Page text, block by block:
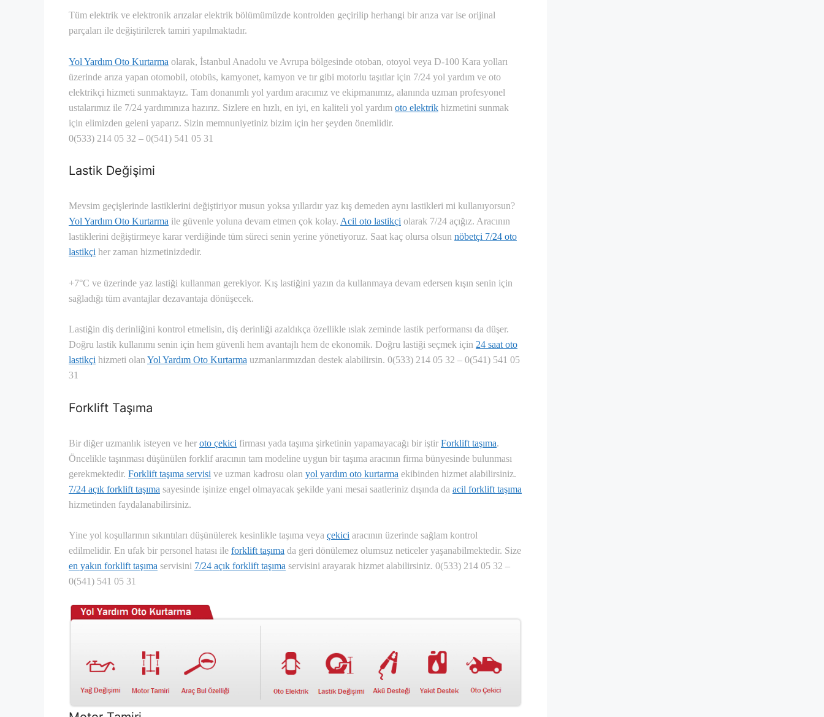
Tüm elektrik ve elektronik arızalar elektrik bölümümüzde kontrolden geçirilip herhangi bir arıza var ise orijinal
parçaları ile değiştirilerek tamiri yapılmaktadır.
Yol Yardım Oto Kurtarma olarak, İstanbul Anadolu ve Avrupa bölgesinde otoban, otoyol veya D-100 Kara yolları
üzerinde arıza yapan otomobil, otobüs, kamyonet, kamyon ve tır gibi motorlu taşıtlar için 7/24 yol yardım ve oto
elektrikçi hizmeti sunmaktayız. Tam donanımlı yol yardım aracımız ve ekipmanımız, alanında uzman profesyonel
ustalarımız ile 7/24 yardımınıza hazırız. Sizlere en hızlı, en iyi, en kaliteli yol yardım oto elektrik hizmetini sunmak
için elimizden geleni yaparız. Sizin memnuniyetiniz bizim için her şeyden önemlidir.
0(533) 214 05 32 – 0(541) 541 05 31
Lastik Değişimi
Mevsim geçişlerinde lastiklerini değiştiriyor musun yoksa yıllardır yaz kış demeden aynı lastikleri mi kullanıyorsun?
Yol Yardım Oto Kurtarma ile güvenle yoluna devam etmen çok kolay. Acil oto lastikçi olarak 7/24 açığız. Aracının
lastiklerini değiştirmeye karar verdiğinde tüm süreci senin yerine yönetiyoruz. Saat kaç olursa olsun nöbetçi 7/24 oto
lastikçi her zaman hizmetinizdedir.
+7°C ve üzerinde yaz lastiği kullanman gerekiyor. Kış lastiğini yazın da kullanmaya devam edersen kışın senin için
sağladığı tüm avantajlar dezavantaja dönüşecek.
Lastiğin diş derinliğini kontrol etmelisin, diş derinliği azaldıkça özellikle ıslak zeminde lastik performansı da düşer.
Doğru lastik kullanımı senin için hem güvenli hem avantajlı hem de ekonomik. Doğru lastiği seçmek için 24 saat oto
lastikçi hizmeti olan Yol Yardım Oto Kurtarma uzmanlarımızdan destek alabilirsin. 0(533) 214 05 32 – 0(541) 541 05
31
Forklift Taşıma
Bir diğer uzmanlık isteyen ve her oto çekici firması yada taşıma şirketinin yapamayacağı bir iştir Forklift taşıma.
Öncelikle taşınması düşünülen forklif aracının tam modeline uygun bir taşıma aracının firma bünyesinde bulunması
gerekmektedir. Forklift taşıma servisi ve uzman kadrosu olan yol yardım oto kurtarma ekibinden hizmet alabilirsiniz.
7/24 açık forklift taşıma sayesinde işinize engel olmayacak şekilde yani mesai saatleriniz dışında da acil forklift taşıma
hizmetinden faydalanabilirsiniz.
Yine yol koşullarının sıkıntıları düşünülerek kesinlikle taşıma veya çekici aracının üzerinde sağlam kontrol
edilmelidir. En ufak bir personel hatası ile forklift taşıma da geri dönülemez olumsuz neticeler yaşanabilmektedir. Size
en yakın forklift taşıma servisini 7/24 açık forklift taşıma servisini arayarak hizmet alabilirsiniz. 0(533) 214 05 32 –
0(541) 541 05 31